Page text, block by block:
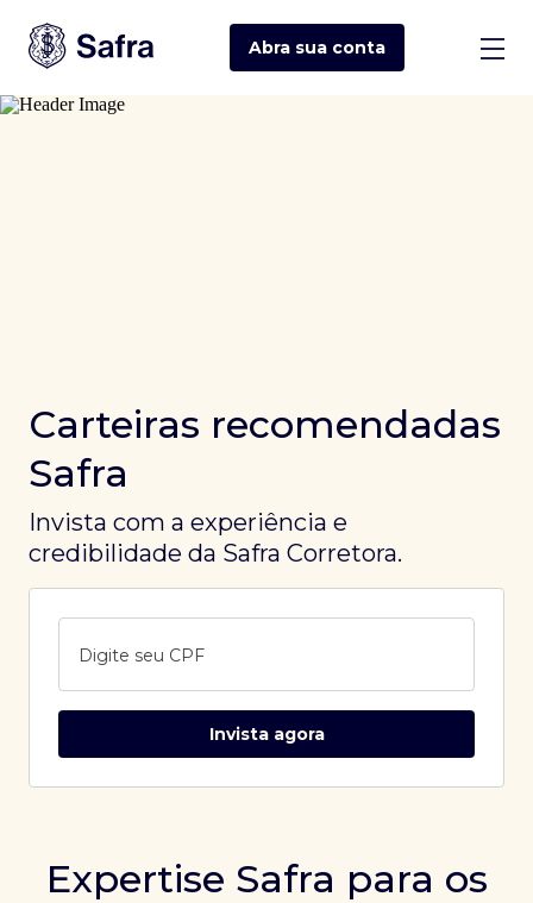
Abra sua conta
Carteiras recomendadas
Safra
Invista com a experiência e
credibilidade da Safra Corretora.
Digite seu CPF
Invista agora
Expertise Safra para os